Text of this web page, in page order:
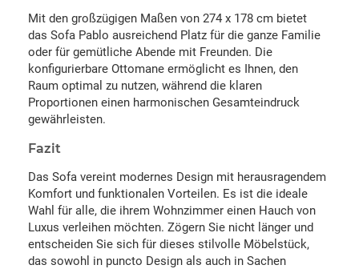
Mit den großzügigen Maßen von 274 x 178 cm bietet
das Sofa Pablo ausreichend Platz für die ganze Familie
oder für gemütliche Abende mit Freunden. Die
konfigurierbare Ottomane ermöglicht es Ihnen, den
Raum optimal zu nutzen, während die klaren
Proportionen einen harmonischen Gesamteindruck
gewährleisten.
Fazit
Das Sofa vereint modernes Design mit herausragendem
Komfort und funktionalen Vorteilen. Es ist die ideale
Wahl für alle, die ihrem Wohnzimmer einen Hauch von
Luxus verleihen möchten. Zögern Sie nicht länger und
entscheiden Sie sich für dieses stilvolle Möbelstück,
das sowohl in puncto Design als auch in Sachen